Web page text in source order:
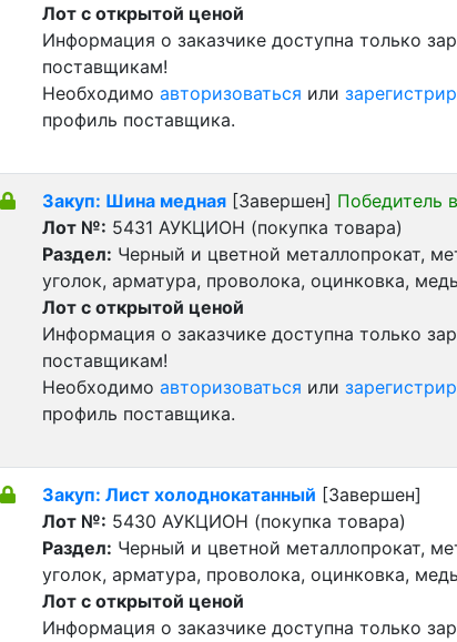
Лот с открытой ценой
Информация о заказчике доступна только
поставщикам!
Необходимо авторизоваться или
профиль поставщика.
Закуп: Шина медная [Завершен] Победитель
Лот №: 5431 АУКЦИОН (покупка товара)
Раздел: Черный и цветной металлопрокат,
уголок, арматура, проволока, оцинковка,
Лот с открытой ценой
Информация о заказчике доступна только
поставщикам!
Необходимо авторизоваться или
профиль поставщика.
Закуп: Лист холоднокатанный [Завершен]
Лот №: 5430 АУКЦИОН (покупка товара)
Раздел: Черный и цветной металлопрокат,
уголок, арматура, проволока, оцинковка,
Лот с открытой ценой
Информация о заказчике доступна только